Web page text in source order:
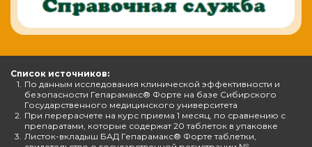
Список источников:
1. По данным исследования клинической эффективности и
безопасности Гепарамакс® Форте на базе Сибирского
Государственного медицинского университета
2. При перерасчете на курс приема 1 месяц, по сравнению с
препаратами, которые содержат 20 таблеток в упаковке
3. Листок-вкладыш БАД Гепарамакс® Форте таблетки,